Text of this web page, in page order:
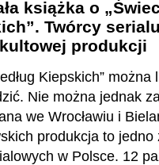
książka o
Twórcy
produkcji
Kiepskich” można
Nie można jednak
we Wrocławiu i
produkcja to
w Polsce. 12